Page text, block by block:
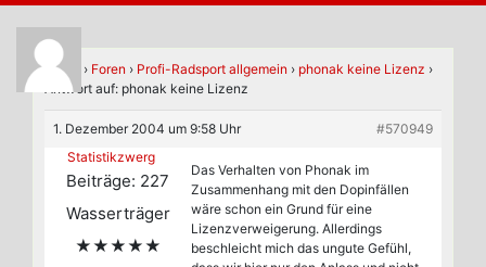
Home › Foren › Profi-Radsport allgemein › phonak keine Lizenz ›
Antwort auf: phonak keine Lizenz
1. Dezember 2004 um 9:58 Uhr
#570949
Statistikzwerg
Beiträge: 227
Wasserträger
★★★★★
Das Verhalten von Phonak im
Zusammenhang mit den Dopinfällen
wäre schon ein Grund für eine
Lizenzverweigerung. Allerdings
beschleicht mich das ungute Gefühl,